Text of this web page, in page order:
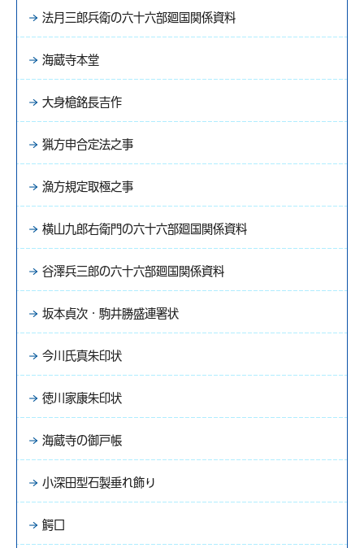
法月三郎兵衛の六十六部廻国関係資料
海蔵寺本堂
大身槍銘長吉作
猟方申合定法之事
漁方規定取極之事
横山九郎右衛門の六十六部廻国関係資料
谷澤兵三郎の六十六部廻国関係資料
坂本貞次・駒井勝盛連署状
今川氏真朱印状
徳川家康朱印状
海蔵寺の御戸帳
小深田型石製垂れ飾り
鰐口